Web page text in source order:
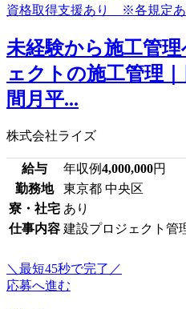
未経験から施工管
ェクトの施工管理
間月平...
株式会社ライズ
給与 年収例4,000,000円
勤務地
東京都 中央区
寮・社宅 あり
仕事内容 建設プロジェクト管
＼最短45秒で完了／
応募へ進む